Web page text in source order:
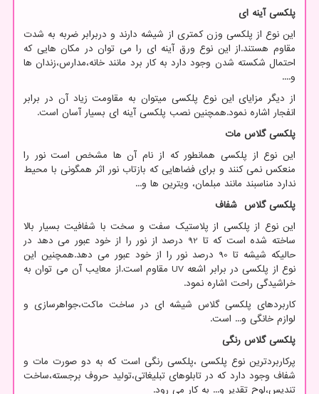
پلکسی آینه ای
این نوع از پلکسی وزن کمتری از شیشه دارند و دربرابر ضربه به شدت
مقاوم هستند.از این نوع ورق آینه ای را می توان در مکان هایی که
احتمال شکسته شدن وجود دارد به کار برد مانند خانه،مدارس،زندان ها
و....
از دیگر مزایای این نوع پلکسی میتوان به مقاومت زیاد آن در برابر
انفجار اشاره نمود.همچنین نصب پلکسی آینه ای بسیار آسان است.
پلکسی گلاس مات
این نوع از پلکسی همانطور که از نام آن ها مشخص است نور را
منعکس نمی کنند و برای فضاهایی که بازتاب نور اثر همگونی با محیط
ندارد مناسبند مانند مبلمان، ویترین ها و...
پلکسی گلاس شفاف
این نوع از پلکسی از پلاستیک سفت و سخت با شفافیت بسیار بالا
ساخته شده است که تا 92 درصد از نور را از خود عبور می دهد در
حالیکه شیشه تا 90 درصد نور را از خود عبور می دهد.همچنین این
نوع از پلکسی در برابر اشعه UVمقاوم است.از معایب آن می توان به
خراشیدگی راحت اشاره نمود.
کاربردهای پلکسی گلاس شیشه ای در ساخت ماکت،جواهرسازی و
لوازم خانگی و... است.
پلکسی گلاس رنگی
پرکاربردترین نوع پلکسی ،پلکسی رنگی است که به دو صورت مات و
شفاف وجود دارد که در تابلوهای تبلیغاتی،تولید حروف برجسته،ساخت
تندیس،لوح تقدیر و... به کار می رود.